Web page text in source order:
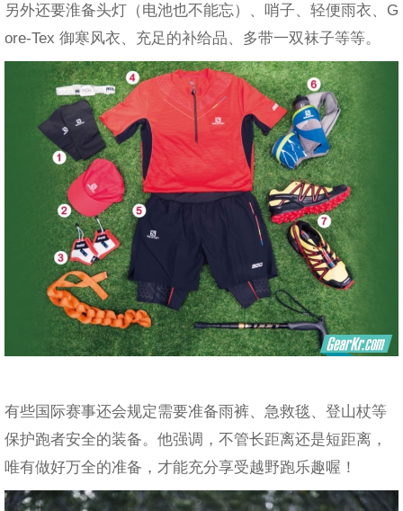
另外还要淮备头灯（电池也不能忘）、哨子、轻便雨衣、G
ore-Tex 御寒风衣、充足的补给品、多带一双袜子等等。
有些国际赛事还会规定需要准备雨裤、急救毯、登山杖等
保护跑者安全的装备。他强调，不管长距离还是短距离，
唯有做好万全的准备，才能充分享受越野跑乐趣喔！